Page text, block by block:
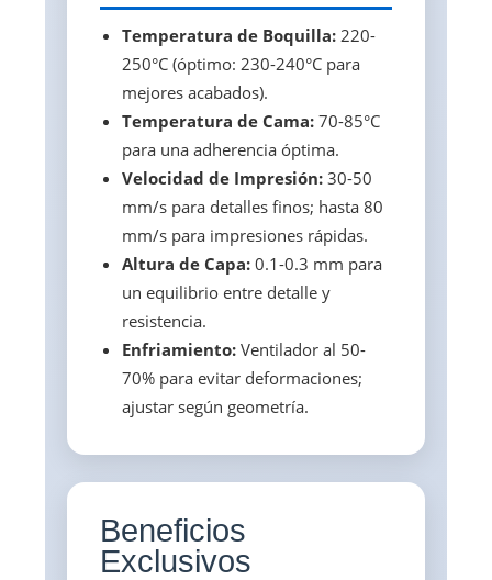
Temperatura de Boquilla:220-
250°C (óptimo: 230-240°C para
mejores acabados).
Temperatura de Cama:70-85°C
para una adherencia óptima.
Velocidad de Impresión:30-50
mm/s para detalles finos; hasta 80
mm/s para impresiones rápidas.
Altura de Capa:0.1-0.3 mm para
un equilibrio entre detalle y
resistencia.
Enfriamiento:Ventilador al 50-
70% para evitar deformaciones;
ajustar según geometría.
Beneficios
Exclusivos